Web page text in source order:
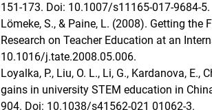
151-173. Doi: 10.1007/s11165-017-9684-5.
Lömeke, S., & Paine, L. (2008). Getting
Research on Teacher Education at an
10.1016/j.tate.2008.05.006.
Loyalka, P., Liu, O. L., Li, G., Kardanova, E.,
gains in university STEM education in
904. Doi: 10.1038/s41562-021 01062-3.